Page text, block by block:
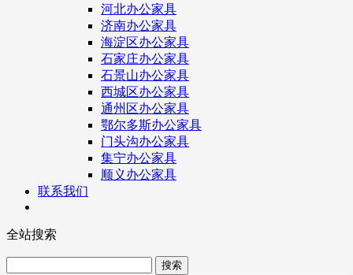
河北办公家具
济南办公家具
海淀区办公家具
石家庄办公家具
石景山办公家具
西城区办公家具
通州区办公家具
鄂尔多斯办公家具
门头沟办公家具
集宁办公家具
顺义办公家具
联系我们
全站搜索